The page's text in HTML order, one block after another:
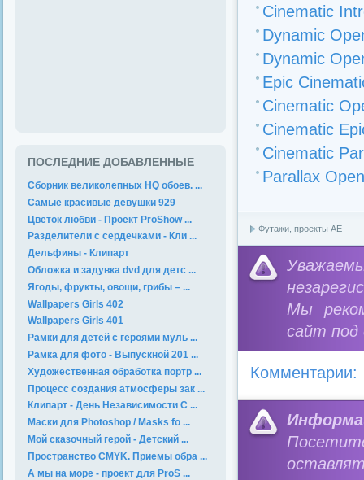
Cinematic
Dynamic
Dynamic
Epic
Cinematic
Cinematic
Cinematic
Parallax
Футажи, проекты АЕ
Мы
сайт под
Комментарии:
ПОСЛЕДНИЕ ДОБАВЛЕННЫЕ
Сборник великолепных HQ обоев. ...
Самые красивые девушки 929
Цветок любви - Проект ProShow ...
Разделители с сердечками - Кли ...
Дельфины - Клипарт
Обложка и задувка dvd для детс ...
Ягоды, фрукты, овощи, грибы – ...
Wallpapers Girls 402
Wallpapers Girls 401
Рамки для детей с героями муль ...
Рамка для фото - Выпускной 201 ...
Художественная обработка портр ...
Процесс создания атмосферы зак ...
Клипарт - День Независимости С ...
Маски для Photoshop / Masks fo ...
Мой сказочный герой - Детский ...
Пространство CMYK. Приемы обра ...
А мы на море - проект для ProS ...